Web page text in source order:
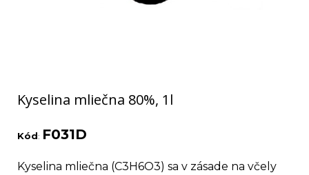
Kyselina mliečna 80%, 1l
Kód: F031D
Kyselina mliečna (C3H6O3) sa v zásade na včely